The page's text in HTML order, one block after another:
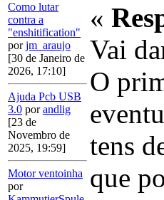
Como lutar
contra a
"enshitification"
porjm_araujo
[30 de Janeiro de
2026, 17:10]
Ajuda Pcb USB
3.0 porandlig
[23 de
Novembro de
2025, 19:59]
Motor ventoinha
por
«
Vai
O
tens
que